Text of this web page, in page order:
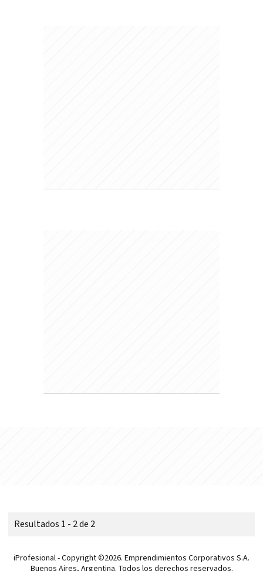
Resultados 1 - 2 de 2
iProfesional - Copyright ©2026. Emprendimientos Corporativos S.A.
Buenos Aires, Argentina. Todos los derechos reservados.